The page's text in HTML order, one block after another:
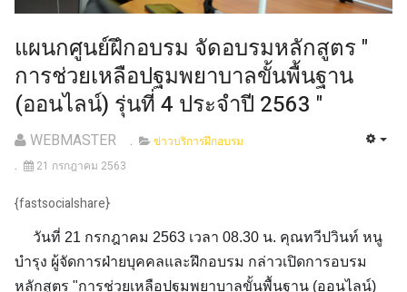
แผนกศูนย์ฝึกอบรม จัดอบรมหลักสูตร "
การช่วยเหลือปฐมพยาบาลขั้นพื้นฐาน
(ออนไลน์) รุ่นที่ 4 ประจำปี 2563 "
WEBMASTER
ข่าวบริการฝึกอบรม
21 กรกฎาคม 2563
{fastsocialshare}
วันที่ 21 กรกฎาคม 2563 เวลา 08.30 น. คุณทวีปวินท์ หนู
บำรุง ผู้จัดการฝ่ายบุคคลและฝึกอบรม กล่าวเปิดการอบรม
หลักสูตร "การช่วยเหลือปฐมพยาบาลขั้นพื้นฐาน (ออนไลน์)